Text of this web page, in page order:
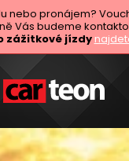
nebo pronájem?
Vás budeme
zážitkové jízdy